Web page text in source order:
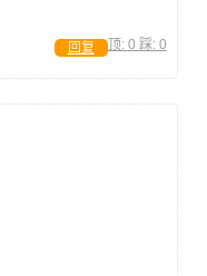
顶: 0 踩: 0
回复